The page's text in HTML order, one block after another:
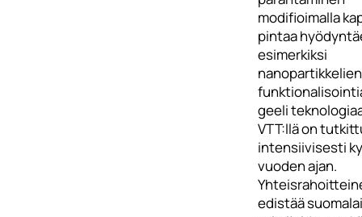
modifioimalla
pintaa
esimerkiksi
nanopartikkelien
geeli
VTT:llä on
intensiivisesti
vuoden ajan.
edistää